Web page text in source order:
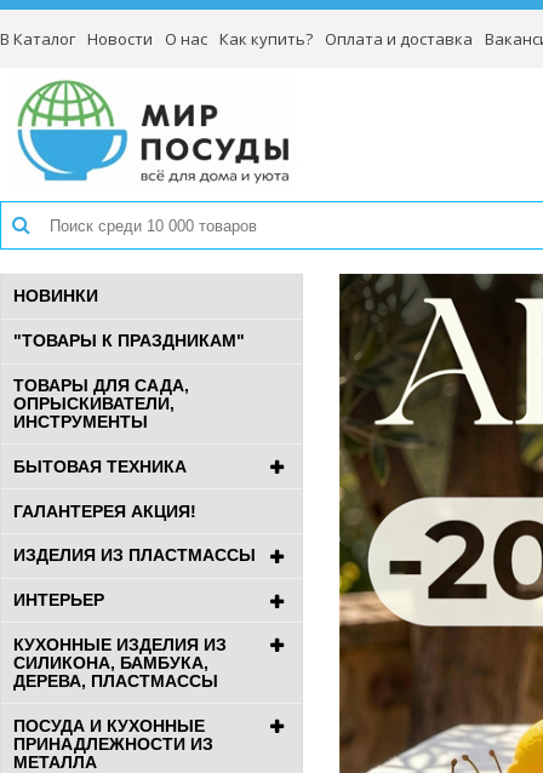
В Каталог Новости О нас Как купить? Оплата и доставка
НОВИНКИ
"ТОВАРЫ К ПРАЗДНИКАМ"
ТОВАРЫ ДЛЯ САДА,
ОПРЫСКИВАТЕЛИ,
ИНСТРУМЕНТЫ
БЫТОВАЯ ТЕХНИКА
ГАЛАНТЕРЕЯ АКЦИЯ!
ИЗДЕЛИЯ ИЗ ПЛАСТМАССЫ
ИНТЕРЬЕР
КУХОННЫЕ ИЗДЕЛИЯ ИЗ
СИЛИКОНА, БАМБУКА,
ДЕРЕВА, ПЛАСТМАССЫ
ПОСУДА И КУХОННЫЕ
ПРИНАДЛЕЖНОСТИ ИЗ
МЕТАЛЛА